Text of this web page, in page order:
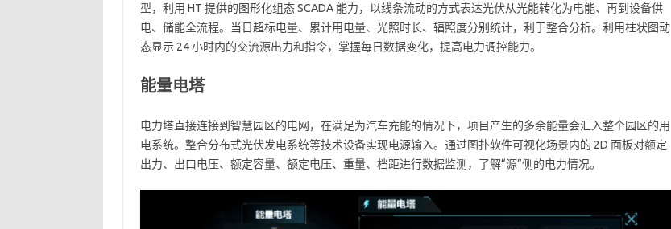
型，利用 HT 提供的图形化组态 SCADA 能力，以线条流动的方式表达光伏从光能转化为电能、再到设备供
电、储能全流程。当日超标电量、累计用电量、光照时长、辐照度分别统计，利于整合分析。利用柱状图动
态显示 24 小时内的交流源出力和指令，掌握每日数据变化，提高电力调控能力。
能量电塔
电力塔直接连接到智慧园区的电网，在满足为汽车充能的情况下，项目产生的多余能量会汇入整个园区的用
电系统。整合分布式光伏发电系统等技术设备实现电源输入。通过图扑软件可视化场景内的 2D 面板对额定
出力、出口电压、额定容量、额定电压、重量、档距进行数据监测，了解“源”侧的电力情况。